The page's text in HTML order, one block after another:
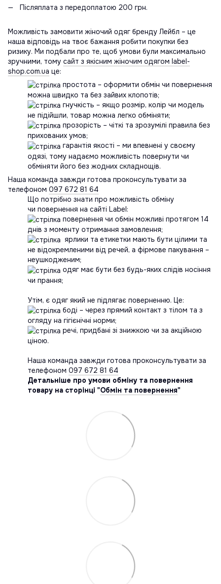
Післяплата з передоплатою 200 грн.
Можливість замовити жіночий одяг бренду Лейбл – це
наша відповідь на твоє бажання робити покупки без
ризику. Ми подбали про те, щоб умови були максимально
зручними, тому сайт з якісним жіночим одягом label-
shop.com.ua це:
простота – оформити обмін чи повернення
можна швидко та без зайвих клопотів;
гнучкість – якщо розмір, колір чи модель
не підійшли, товар можна легко обміняти;
прозорість – чіткі та зрозумілі правила без
прихованих умов;
гарантія якості – ми впевнені у своєму
одязі, тому надаємо можливість повернути чи
обміняти його без жодних складнощів.
Наша команда завжди готова проконсультувати за
телефоном 097 672 81 64
Що потрібно знати про можливість обміну
чи повернення на сайті Label:
повернення чи обмін можливі протягом 14
днів з моменту отримання замовлення;
ярлики та етикетки мають бути цілими та
не відокремленими від речей, а фірмове пакування –
неушкодженим;
одяг має бути без будь-яких слідів носіння
чи прання;
Утім, є одяг який не підлягає поверненню. Це:
боді – через прямий контакт з тілом та з
огляду на гігієнічні норми;
речі, придбані зі знижкою чи за акційною
ціною.
Наша команда завжди готова проконсультувати за
телефоном 097 672 81 64
Детальніше про умови обміну та повернення
товару на сторінці "Обмін та повернення"